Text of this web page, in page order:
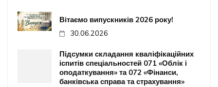
Вітаємо випускників 2026 року!
30.06.2026
Підсумки складання кваліфікаційних
іспитів спеціальностей 071 «Облік і
оподаткування» та 072 «Фінанси,
банківська справа та страхування»